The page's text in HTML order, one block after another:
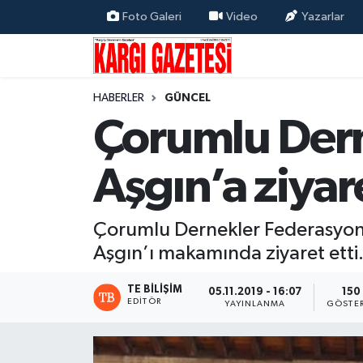
Foto Galeri Video Yazarlar
HABERLER GÜNCEL
Çorumlu
Aşgın’a
Çorumlu Dernekler
Aşgın’ı makamında ziyaret etti.
TE BILIŞIM
EDITÖR
05.11.2019 - 16:07
YAYINLANMA
150
Flaş Haber
Nöbetçi Eczaneler
Hava Durumu
Çorum Namaz Vakitleri
Trafik Durumu
Süper Lig Puan Durumu ve Fikstür
Tüm Manşetler
Son Dakika Haberleri
Haber Arşivi